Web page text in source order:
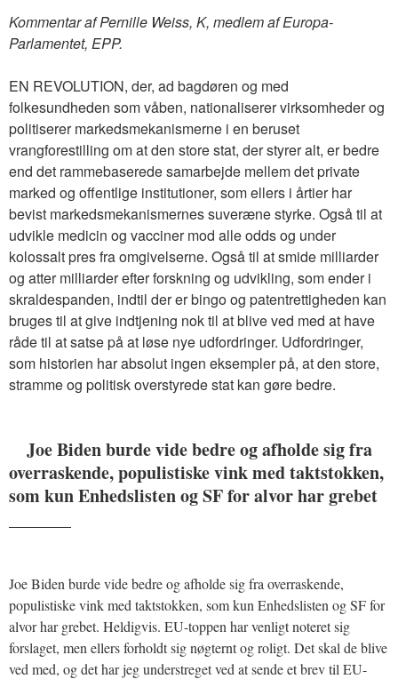
Kommentar af Pernille Weiss, K, medlem af Europa-
Parlamentet, EPP.
EN REVOLUTION, der, ad bagdøren og med
folkesundheden som våben, nationaliserer virksomheder og
politiserer markedsmekanismerne i en beruset
vrangforestilling om at den store stat, der styrer alt, er bedre
end det rammebaserede samarbejde mellem det private
marked og offentlige institutioner, som ellers i årtier har
bevist markedsmekanismernes suveræne styrke. Også til at
udvikle medicin og vacciner mod alle odds og under
kolossalt pres fra omgivelserne. Også til at smide milliarder
og atter milliarder efter forskning og udvikling, som ender i
skraldespanden, indtil der er bingo og patentrettigheden kan
bruges til at give indtjening nok til at blive ved med at have
råde til at satse på at løse nye udfordringer. Udfordringer,
som historien har absolut ingen eksempler på, at den store,
stramme og politisk overstyrede stat kan gøre bedre.
Joe Biden burde vide bedre og afholde sig fra
overraskende, populistiske vink med taktstokken,
som kun Enhedslisten og SF for alvor har grebet
Joe Biden burde vide bedre og afholde sig fra overraskende,
populistiske vink med taktstokken, som kun Enhedslisten og SF for
alvor har grebet. Heldigvis. EU-toppen har venligt noteret sig
forslaget, men ellers forholdt sig nøgternt og roligt. Det skal de blive
ved med, og det har jeg understreget ved at sende et brev til EU-